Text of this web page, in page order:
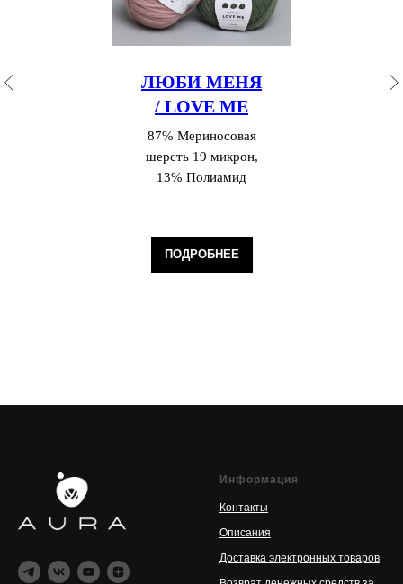
ЛЮБИ МЕНЯ
/ LOVE ME
87% Мериносовая
шерсть 19 микрон,
13% Полиамид
ПОДРОБНЕЕ
Информация
Контакты
Описания
Доставка электронных товаров